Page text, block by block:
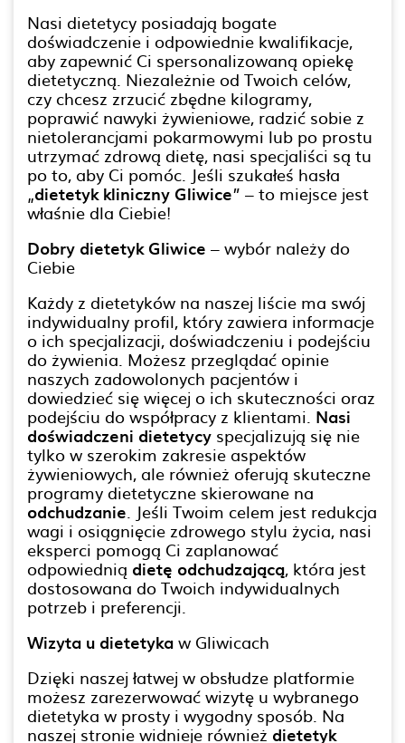
Nasi dietetycy posiadają bogate
doświadczenie i odpowiednie kwalifikacje,
aby zapewnić Ci spersonalizowaną opiekę
dietetyczną. Niezależnie od Twoich celów,
czy chcesz zrzucić zbędne kilogramy,
poprawić nawyki żywieniowe, radzić sobie z
nietolerancjami pokarmowymi lub po prostu
utrzymać zdrową dietę, nasi specjaliści są tu
po to, aby Ci pomóc. Jeśli szukałeś hasła
„dietetyk kliniczny Gliwice” – to miejsce jest
właśnie dla Ciebie!
Dobry dietetyk Gliwice – wybór należy do
Ciebie
Każdy z dietetyków na naszej liście ma swój
indywidualny profil, który zawiera informacje
o ich specjalizacji, doświadczeniu i podejściu
do żywienia. Możesz przeglądać opinie
naszych zadowolonych pacjentów i
dowiedzieć się więcej o ich skuteczności oraz
podejściu do współpracy z klientami. Nasi
doświadczeni dietetycy specjalizują się nie
tylko w szerokim zakresie aspektów
żywieniowych, ale również oferują skuteczne
programy dietetyczne skierowane na
odchudzanie. Jeśli Twoim celem jest redukcja
wagi i osiągnięcie zdrowego stylu życia, nasi
eksperci pomogą Ci zaplanować
odpowiednią dietę odchudzającą, która jest
dostosowana do Twoich indywidualnych
potrzeb i preferencji.
Wizyta u dietetykaw Gliwicach
Dzięki naszej łatwej w obsłudze platformie
możesz zarezerwować wizytę u wybranego
dietetyka w prosty i wygodny sposób. Na
naszej stronie widnieje również dietetyk